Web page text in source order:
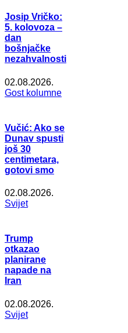
Josip Vričko:
5. kolovoza –
dan
bošnjačke
nezahvalnosti
02.08.2026.
Gost kolumne
Vučić: Ako se
Dunav spusti
još 30
centimetara,
gotovi smo
02.08.2026.
Svijet
Trump
otkazao
planirane
napade na
Iran
02.08.2026.
Svijet